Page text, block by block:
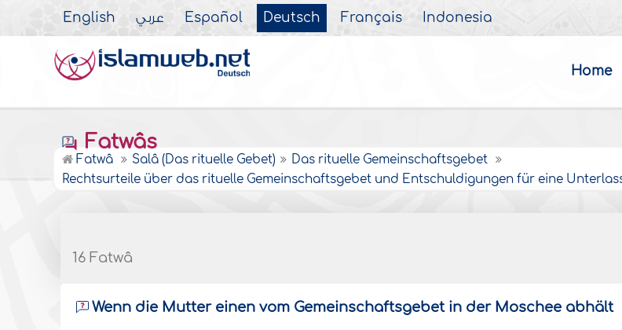
English عربي Español Deutsch Français Indonesia
Home
Fatwâs
Fatwâ Salâ (Das rituelle Gebet)
Das rituelle Gemeinschaftsgebet
Rechtsurteile über das rituelle Gemeinschaftsgebet und Entschuldigungen für eine
16 Fatwâ
Wenn die Mutter einen vom Gemeinschaftsgebet in der Moschee abhält